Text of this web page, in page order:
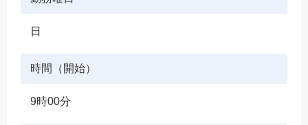
日
時間（開始）
9時00分